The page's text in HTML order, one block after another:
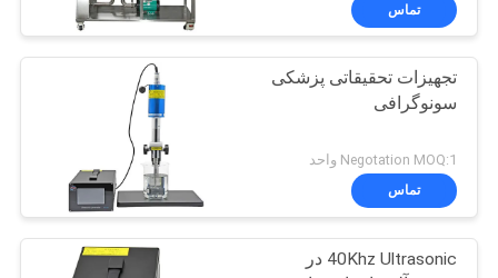
تماس
تجهیزات تحقیقاتی پزشکی
سونوگرافی
Negotation MOQ:1 واحد
تماس
40Khz Ultrasonic در